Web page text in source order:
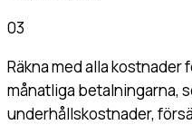
03
Räkna med alla
månatliga betalningarna,
underhållskostnader,